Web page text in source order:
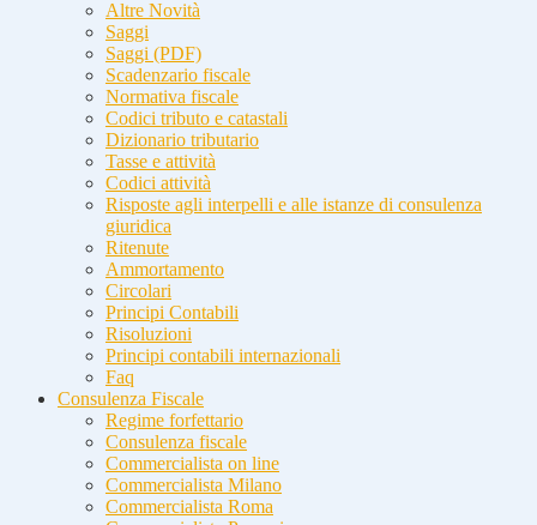
Altre Novità
Saggi
Saggi (PDF)
Scadenzario fiscale
Normativa fiscale
Codici tributo e catastali
Dizionario tributario
Tasse e attività
Codici attività
Risposte agli interpelli e alle istanze di consulenza
giuridica
Ritenute
Ammortamento
Circolari
Principi Contabili
Risoluzioni
Principi contabili internazionali
Faq
Consulenza Fiscale
Regime forfettario
Consulenza fiscale
Commercialista on line
Commercialista Milano
Commercialista Roma